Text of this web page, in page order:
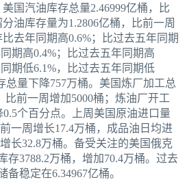
国汽油库存总量2.46999亿桶，比
油库存量为1.2806亿桶，比前一周
去年同期高0.6%；比过去五年同期
期高0.4%；比过去五年同期高
期低6.1%，比过去五年同期低
总量下降757万桶。美国炼厂加工总
比前一周增加5000桶；炼油厂开工
个百分点。上周美国原油进口量
一周增长17.4万桶，成品油日均进
长32.8万桶。备受关注的美国俄克
存3788.2万桶，增加70.4万桶。过去
稳定在6.34967亿桶。